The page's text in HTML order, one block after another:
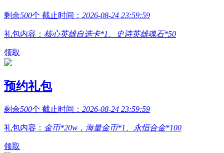
剩余500个 截止时间： 2026-08-24 23:59:59
礼包内容： 核心英雄自选卡*1、史诗英雄魂石*50
领取
预约礼包
剩余500个 截止时间： 2026-08-24 23:59:59
礼包内容： 金币*20w，海量金币*1、永恒合金*100
领取